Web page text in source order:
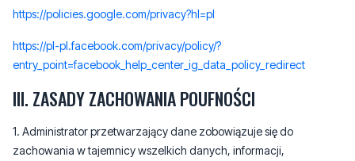
https://policies.google.com/privacy?hl=pl
https://pl-pl.facebook.com/privacy/policy/?
entry_point=facebook_help_center_ig_data_policy_redirect
III. ZASADY ZACHOWANIA POUFNOŚCI
1. Administrator przetwarzający dane zobowiązuje się do
zachowania w tajemnicy wszelkich danych, informacji,